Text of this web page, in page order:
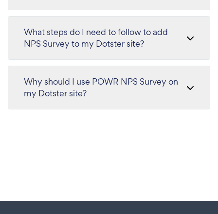
What steps do I need to follow to add
NPS Survey to my Dotster site?
Why should I use POWR NPS Survey on
my Dotster site?